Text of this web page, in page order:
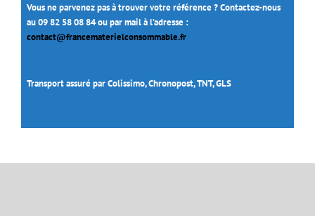
Vous ne parvenez pas à trouver votre référence ? Contactez-nous
au 09 82 58 08 84 ou par mail à l’adresse :
contact@francematerielconsommable.fr
Transport assuré par Colissimo, Chronopost, TNT, GLS